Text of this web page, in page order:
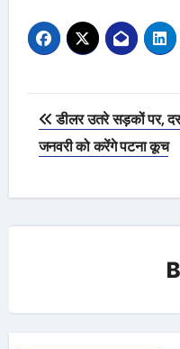
Post
navigation
डीलर उतरे सड़कों पर,
जनवरी को करेंगे पटना कूच